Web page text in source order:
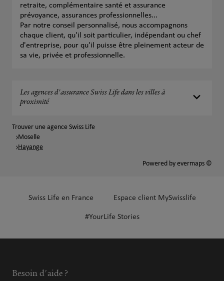
retraite, complémentaire santé et assurance
prévoyance, assurances professionnelles...
Par notre conseil personnalisé, nous accompagnons
chaque client, qu'il soit particulier, indépendant ou chef
d'entreprise, pour qu'il puisse être pleinement acteur de
sa vie, privée et professionnelle.
Les agences d'assurance Swiss Life dans les villes à
proximité
Trouver une agence Swiss Life
Moselle
Hayange
Powered by evermaps ©
Swiss Life en France Espace client MySwisslife
#YourLife Stories
Besoin d'aide ?